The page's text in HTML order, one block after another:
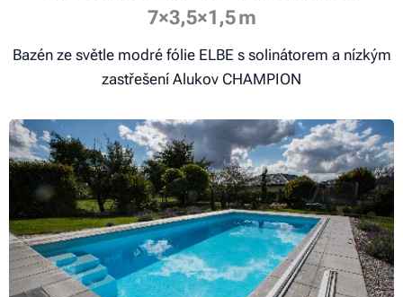
7×3,5×1,5 m
Bazén ze světle modré fólie ELBE s solinátorem a nízkým
zastřešení Alukov CHAMPION